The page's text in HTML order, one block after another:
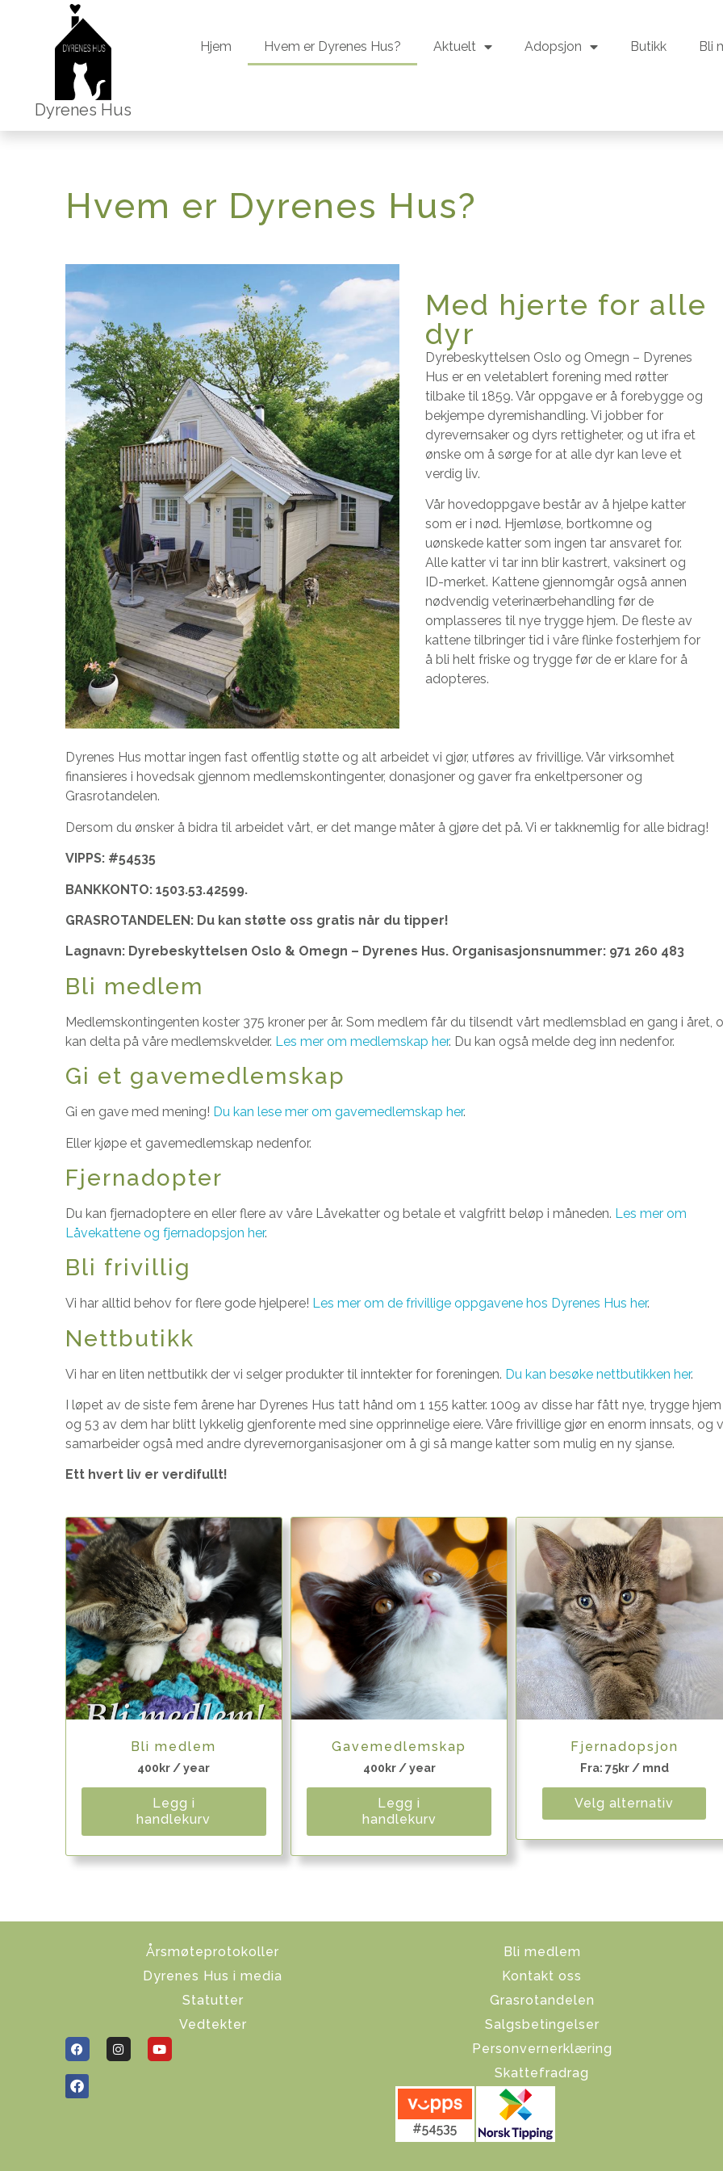
Dyrenes Hus
Hjem Hvem er Dyrenes Hus? Aktuelt Adopsjon Butikk Bli
Hvem er Dyrenes Hus?
Med hjerte for alle
dyr
Dyrebeskyttelsen Oslo og Omegn – Dyrenes
Hus er en veletablert forening med røtter
tilbake til 1859. Vår oppgave er å forebygge og
bekjempe dyremishandling. Vi jobber for
dyrevernsaker og dyrs rettigheter, og ut ifra et
ønske om å sørge for at alle dyr kan leve et
verdig liv.
Vår hovedoppgave består av å hjelpe katter
som er i nød. Hjemløse, bortkomne og
uønskede katter som ingen tar ansvaret for.
Alle katter vi tar inn blir kastrert, vaksinert og
ID-merket. Kattene gjennomgår også annen
nødvendig veterinærbehandling før de
omplasseres til nye trygge hjem. De fleste av
kattene tilbringer tid i våre flinke fosterhjem for
å bli helt friske og trygge før de er klare for å
adopteres.
Dyrenes Hus mottar ingen fast offentlig støtte og alt arbeidet vi gjør, utføres av frivillige. Vår virksomhet
finansieres i hovedsak gjennom medlemskontingenter, donasjoner og gaver fra enkeltpersoner og
Grasrotandelen.
Dersom du ønsker å bidra til arbeidet vårt, er det mange måter å gjøre det på. Vi er takknemlig for alle bidrag!
VIPPS: #54535
BANKKONTO: 1503.53.42599.
GRASROTANDELEN: Du kan støtte oss gratis når du tipper!
Lagnavn: Dyrebeskyttelsen Oslo & Omegn – Dyrenes Hus. Organisasjonsnummer: 971 260 483
Bli medlem
Medlemskontingenten koster 375 kroner per år. Som medlem får du tilsendt vårt medlemsblad en gang i året,
kan delta på våre medlemskvelder. Les mer om medlemskap her. Du kan også melde deg inn nedenfor.
Gi et gavemedlemskap
Gi en gave med mening! Du kan lese mer om gavemedlemskap her.
Eller kjøpe et gavemedlemskap nedenfor.
Fjernadopter
Du kan fjernadoptere en eller flere av våre Låvekatter og betale et valgfritt beløp i måneden. Les mer om
Låvekattene og fjernadopsjon her.
Bli frivillig
Vi har alltid behov for flere gode hjelpere! Les mer om de frivillige oppgavene hos Dyrenes Hus her.
Nettbutikk
Vi har en liten nettbutikk der vi selger produkter til inntekter for foreningen. Du kan besøke nettbutikken her.
I løpet av de siste fem årene har Dyrenes Hus tatt hånd om 1 155 katter. 1009 av disse har fått nye, trygge hjem
og 53 av dem har blitt lykkelig gjenforente med sine opprinnelige eiere. Våre frivillige gjør en enorm innsats, og
samarbeider også med andre dyrevernorganisasjoner om å gi så mange katter som mulig en ny sjanse.
Ett hvert liv er verdifullt!
Bli medlem
400kr / year
Legg i
handlekurv
Gavemedlemskap
400kr / year
Legg i
handlekurv
Fjernadopsjon
Fra: 75kr / mnd
Velg alternativ
Zelda
Les mer
Sofus
Les mer
Årsmøteprotokoller
Dyrenes Hus i media
Statutter
Vedtekter
Bli medlem
Kontakt oss
Grasrotandelen
Salgsbetingelser
Personvernerklæring
Skattefradrag
#54535